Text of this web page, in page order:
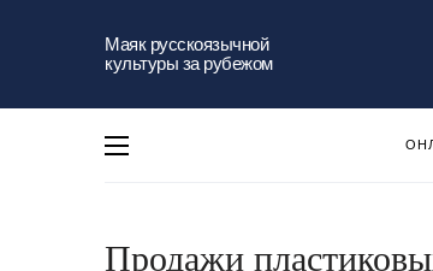
Маяк русскоязычной
культуры за рубежом
Продажи